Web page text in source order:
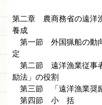
第二章 農商務省の遠洋
養成
第一節 外国猟船の動
定
第二節 遠洋漁業従事
励法」の役割
第三節 「遠洋漁業奨
第四節 小 括